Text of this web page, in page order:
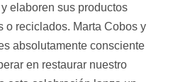
elaboren sus productos
o reciclados. Marta Cobos y
absolutamente consciente
en restaurar nuestro